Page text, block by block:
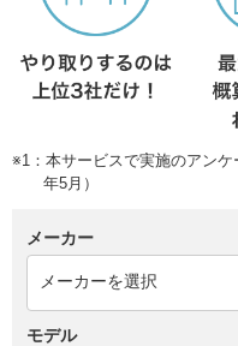
※1：本サービスで実施のアン
年5月）
メーカー
モデル